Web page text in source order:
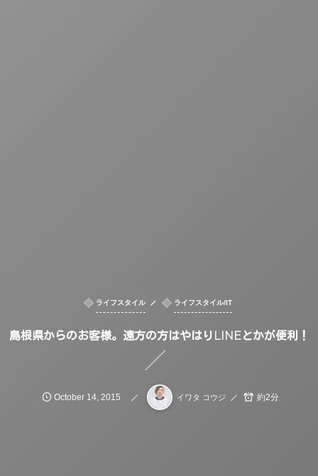
ライフスタイル ライフスタイル/IT
島根県からのお客様。遠方の方はやはりLINEとかが便利！
October 14 2015 イワタ コウジ 約2分